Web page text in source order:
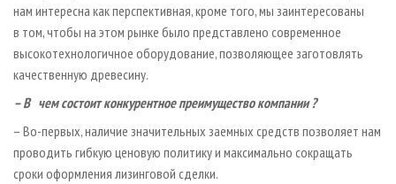
нам интересна как перспективная, кроме того, мы заинтересованы
в том, чтобы на этом рынке было представлено современное
высокотехнологичное оборудование, позволяющее заготовлять
качественную древесину.
–В чем состоитконкурентноепреимуществокомпании ?
– Во-первых, наличие значительных заемных средств позволяет нам
проводить гибкую ценовую политику и максимально сокращать
сроки оформления лизинговой сделки.